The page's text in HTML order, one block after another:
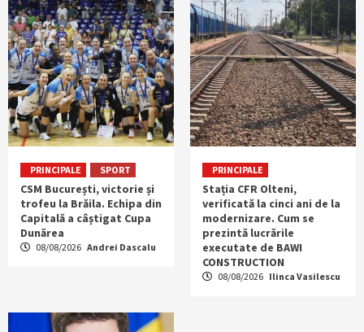
PRINCIPALE SPORT
CSM București, victorie și
trofeu la Brăila. Echipa din
Capitală a câștigat Cupa
Dunărea
08/08/2026 Andrei Dascalu
PRINCIPALE
Stația CFR Olteni,
verificată la cinci ani de la
modernizare. Cum se
prezintă lucrările
executate de BAWI
CONSTRUCTION
08/08/2026 Ilinca Vasilescu